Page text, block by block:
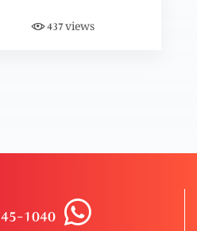
داؤد کو بادشاہ بنایا جاتا ہے۔
437views
1040